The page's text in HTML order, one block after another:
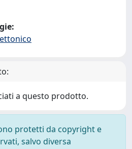
a questo prodotto.
protetti da copyright e
salvo diversa